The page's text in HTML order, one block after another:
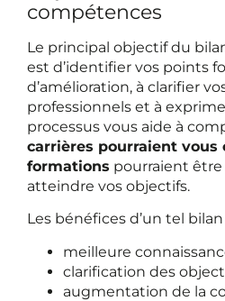
compétences
Le principal objectif du
est d’identifier vos points
d’amélioration, à clarifier
professionnels et à
processus vous aide à
carrières pourraient vous
formations pourraient être
atteindre vos objectifs.
Les bénéfices d’un tel
meilleure
clarification des
augmentation de la